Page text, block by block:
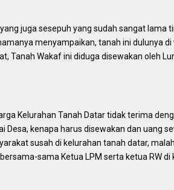
juga sesepuh yang sudah sangat lama
menyampaikan, tanah ini dulunya
Tanah Wakaf ini diduga disewakan oleh
Kelurahan Tanah Datar tidak terima
Desa, kenapa harus disewakan dan uang
susah di kelurahan tanah datar,
sama Ketua LPM serta ketua RW di